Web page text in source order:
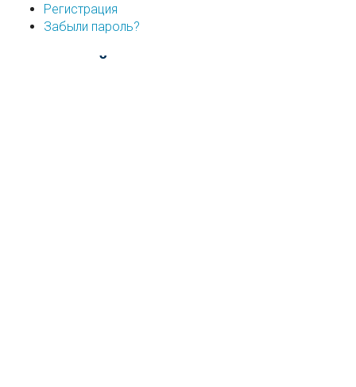
Регистрация
Забыли пароль?
...или войдите используя